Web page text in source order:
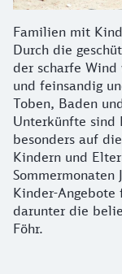
Familien mit
Durch die
der scharfe
und feinsandig
Toben, Baden
Unterkünfte sind
besonders auf
Kindern und
Sommermonaten
Kinder-Angebote
darunter die
Föhr.